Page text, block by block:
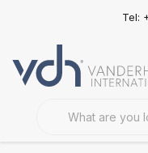
Tel: